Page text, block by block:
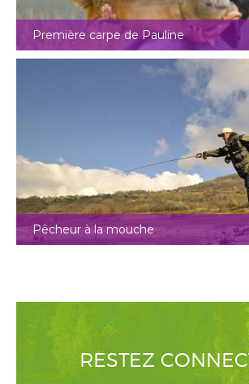
Première carpe de Pauline
Pêcheur à la mouche
RESTEZ